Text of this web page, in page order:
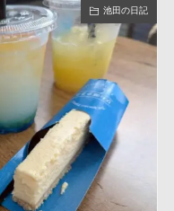
池田の日記